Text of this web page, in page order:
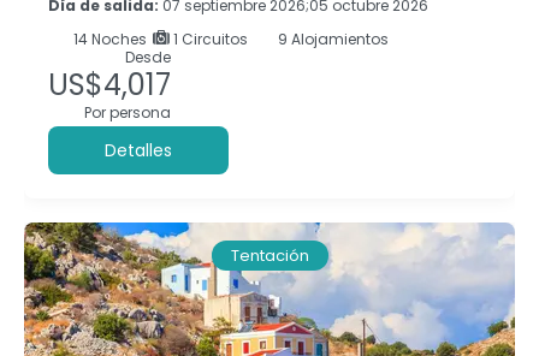
Día de salida: 07 septiembre 2026;05 octubre 2026
14Noches 1 Circuitos
9 Alojamientos
Desde
US$4,017
Por persona
Detalles
Tentación